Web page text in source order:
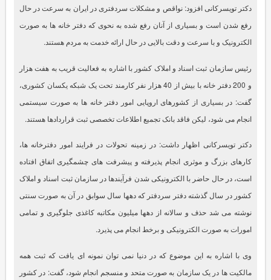
دکتر تویسرکانی افزود: نواقص و مشکلات سردفتری در ایران به سرعت در حال
رفع شدن است و بسیاری از آنان رفع شده به نحوی که دفتر خانه ها به صورت
الکترونیک و با سرعت و دقت بالایی در حال ارائه خدمت به مردم هستند.
رئیس سازمان ثبت اسناد و املاک کشور با اشاره به فعالیت قریب به هفت هزار
و 200 دفتر خانه با بیش از 40 هزار نفر کارمند تحت یک شبکه یکسان کشوری،
گفت: در بسیاری از کشورهای اروپایی امور دفتر خانه ها به صورت سیستمی
انجام می شود، لیکن فاقد بانک تجمیع اطلاعات تخصصی ثبت قراردادها هستند.
دکتر تویسرکانی اظهار داشت: در زمینه تحولات در فرایند امور دفترخانه ها،
کارهای بزرگ و موثری انجام پذیرفته و پیشرفت های چشمگیری اتفاق افتاده
است، در حال حاضر با الکترونیکی شدن فرآیندها در سازمان ثبت اسناد و املاک
کشور در سال گذشته دفتر سردفتر که دهها سال سوابق در آن به صورت سنتی
نوشته می شد حذف و سالانه از دهها میلیون مکاتبه کاغذی جلوگیری و تمامی
امورات به صورت الکترونیکی و برخط انجام می پذیرد.
وی با اشاره به این موضوع که در دنیا نمی توان نمونه ای یافت که ثبت همه
مالکیت ها در یک سازمان به صورت متحد و منسجم انجام شود، گفت: در کشور